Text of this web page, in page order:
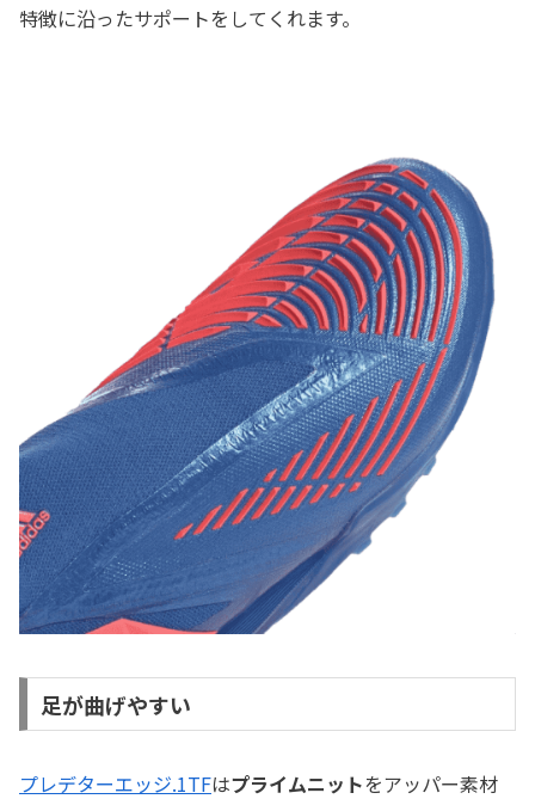
特徴に沿ったサポートをしてくれます。
足が曲げやすい
プレデターエッジ.1TFはプライムニットをアッパー素材